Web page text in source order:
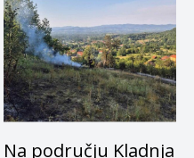
Na području Kladnja